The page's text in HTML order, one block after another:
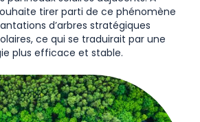
tirer parti de ce phénomène
d’arbres stratégiques
ce qui se traduirait par une
plus efficace et stable.